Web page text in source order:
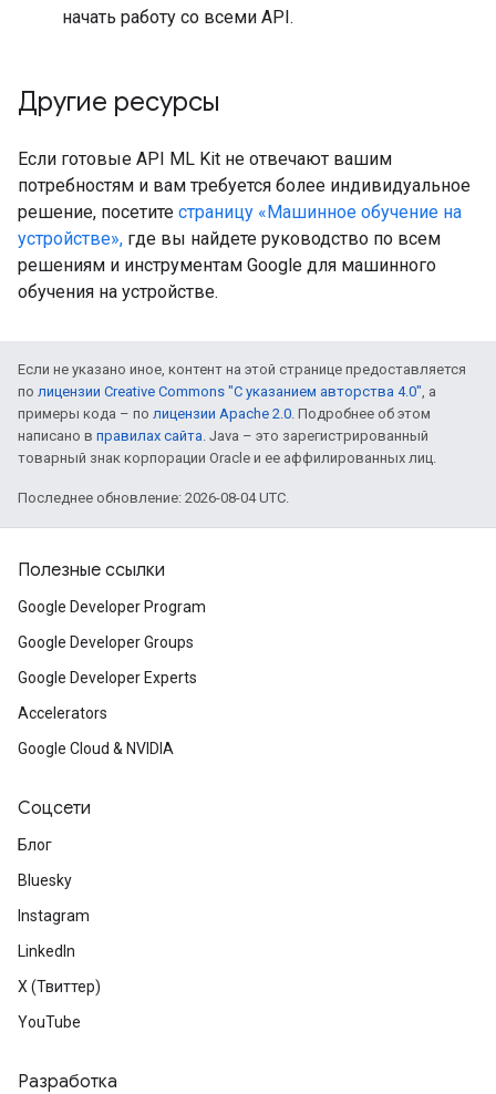
начать работу со всеми API.
Другие ресурсы
Если готовые API ML Kit не отвечают вашим
потребностям и вам требуется более индивидуальное
решение, посетите страницу «Машинное обучение на
устройстве», где вы найдете руководство по всем
решениям и инструментам Google для машинного
обучения на устройстве.
Если не указано иное, контент на этой странице предоставляется
по лицензии Creative Commons "С указанием авторства 4.0", а
примеры кода – по лицензии Apache 2.0. Подробнее об этом
написано в правилах сайта. Java – это зарегистрированный
товарный знак корпорации Oracle и ее аффилированных лиц.
Последнее обновление: 2026-08-04 UTC.
Полезные ссылки
Google Developer Program
Google Developer Groups
Google Developer Experts
Accelerators
Google Cloud & NVIDIA
Соцсети
Блог
Bluesky
Instagram
LinkedIn
X (Твиттер)
YouTube
Разработка